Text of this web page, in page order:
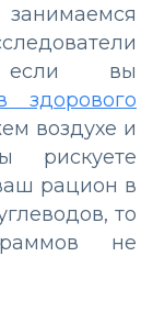
если вы
здорового
воздухе и
рискуете
рацион в
то
не